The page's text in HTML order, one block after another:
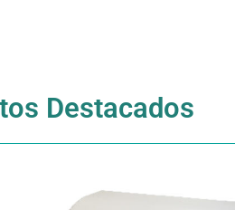
Destacados